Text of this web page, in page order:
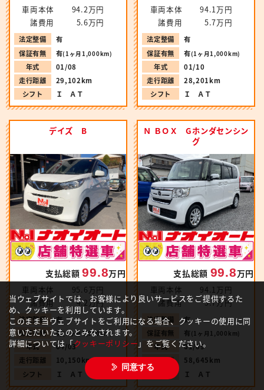
車両本体
94.2万円
諸費用
5.6万円
法定整備
有
保証有無
有(1ヶ月1,000km)
年式
01/08
走行距離
29,102km
シフト
Ｉ ＡＴ
車両本体
94.1万円
諸費用
5.7万円
法定整備
有
保証有無
有(1ヶ月1,000km)
年式
01/10
走行距離
28,201km
シフト
Ｉ ＡＴ
デイズ B
支払総額99.8万円
車両本体
95.6万円
諸費用
4.2万円
法定整備
有
保証有無
有(1ヶ月1,000km)
年式
04/03
走行距離
10,150km
シフト
Ｉ ＡＴ
Ｎ ＢＯＸ Gホンダセンシン
グ
支払総額 99.8万円
車両本体
94.1万円
諸費用
5.7万円
法定整備
有
保証有無
有(1ヶ月1,000km)
年式
01/09
走行距離
58,645km
シフト
Ｉ ＡＴ
当ウェブサイトでは、お客様により良いサービスをご提供するた
め、クッキーを利用しています。
このまま当ウェブサイトをご利用になる場合、クッキーの使用に同
意いただいたものとみなされます。
詳細については「クッキーポリシー 」をご覧ください。
同意する